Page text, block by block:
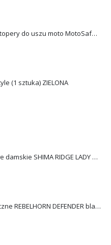
ALPINE zatyczki/stopery do uszu moto MotoSafe Pro
(1 sztuka) ZIELONA
Spodnie jeansowe damskie SHIMA RIDGE LADY blue
Rękawice turystyczne REBELHORN DEFENDER black yellow fluo